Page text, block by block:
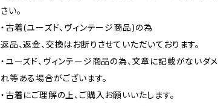
さい。
・古着(ユーズド、ヴィンテージ商品)の為
返品、返金、交換はお断りさせていただいております。
・ユーズド、ヴィンテージ商品の為、文章に記載がないダ
れ等ある場合がございます。
・古着にご理解の上、ご購入お願いいたします。